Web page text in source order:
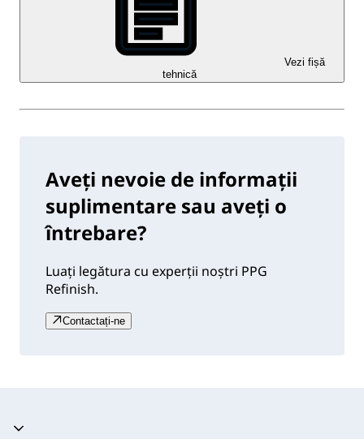
Vezi fișă
tehnică
Aveți nevoie de informații
suplimentare sau aveți o
întrebare?
Luați legătura cu experții noștri PPG
Refinish.
Contactați-ne
Acordeon prăbușit